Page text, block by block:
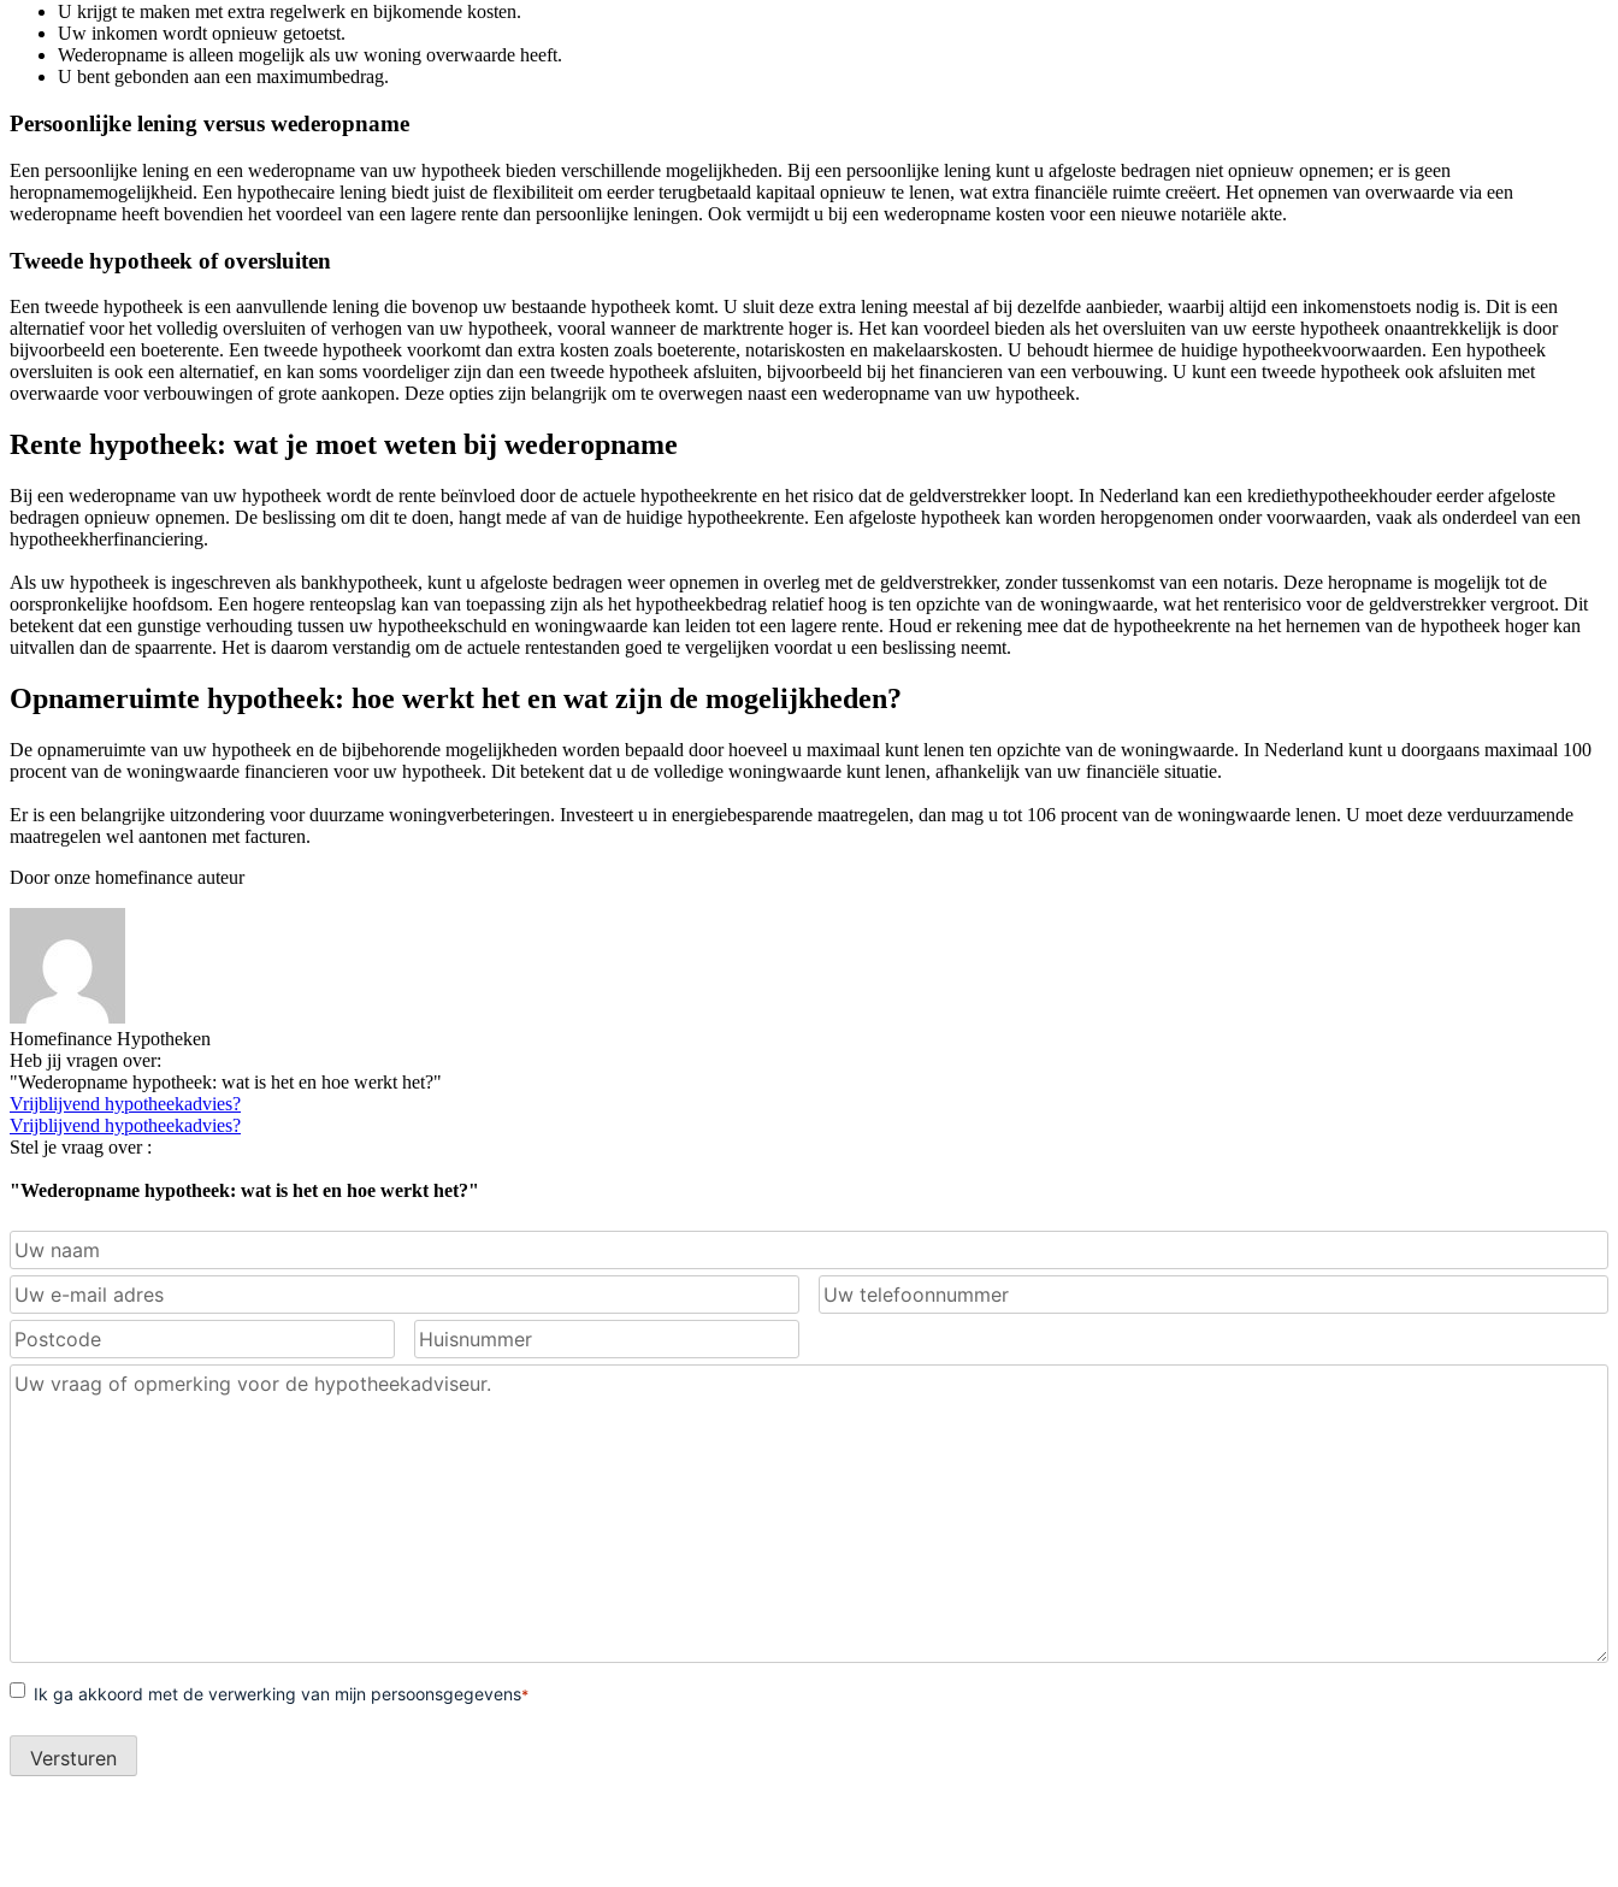
U krijgt te maken met extra regelwerk en bijkomende kosten.
Uw inkomen wordt opnieuw getoetst.
Wederopname is alleen mogelijk als uw woning overwaarde heeft.
U bent gebonden aan een maximumbedrag.
Persoonlijke lening versus wederopname
Een persoonlijke lening en een wederopname van uw hypotheek bieden verschillende mogelijkheden. Bij een persoonlijke lening kunt u afgeloste bedragen niet opnieuw opnemen; er is geen
heropnamemogelijkheid. Een hypothecaire lening biedt juist de flexibiliteit om eerder terugbetaald kapitaal opnieuw te lenen, wat extra financiële ruimte creëert. Het opnemen van overwaarde via een
wederopname heeft bovendien het voordeel van een lagere rente dan persoonlijke leningen. Ook vermijdt u bij een wederopname kosten voor een nieuwe notariële akte.
Tweede hypotheek of oversluiten
Een tweede hypotheek is een aanvullende lening die bovenop uw bestaande hypotheek komt. U sluit deze extra lening meestal af bij dezelfde aanbieder, waarbij altijd een inkomenstoets nodig is. Dit is een
alternatief voor het volledig oversluiten of verhogen van uw hypotheek, vooral wanneer de marktrente hoger is. Het kan voordeel bieden als het oversluiten van uw eerste hypotheek onaantrekkelijk is door
bijvoorbeeld een boeterente. Een tweede hypotheek voorkomt dan extra kosten zoals boeterente, notariskosten en makelaarskosten. U behoudt hiermee de huidige hypotheekvoorwaarden. Een hypotheek
oversluiten is ook een alternatief, en kan soms voordeliger zijn dan een tweede hypotheek afsluiten, bijvoorbeeld bij het financieren van een verbouwing. U kunt een tweede hypotheek ook afsluiten met
overwaarde voor verbouwingen of grote aankopen. Deze opties zijn belangrijk om te overwegen naast een wederopname van uw hypotheek.
Rente hypotheek: wat je moet weten bij wederopname
Bij een wederopname van uw hypotheek wordt de rente beïnvloed door de actuele hypotheekrente en het risico dat de geldverstrekker loopt. In Nederland kan een krediethypotheekhouder eerder afgeloste
bedragen opnieuw opnemen. De beslissing om dit te doen, hangt mede af van de huidige hypotheekrente. Een afgeloste hypotheek kan worden heropgenomen onder voorwaarden, vaak als onderdeel van een
hypotheekherfinanciering.
Als uw hypotheek is ingeschreven als bankhypotheek, kunt u afgeloste bedragen weer opnemen in overleg met de geldverstrekker, zonder tussenkomst van een notaris. Deze heropname is mogelijk tot de
oorspronkelijke hoofdsom. Een hogere renteopslag kan van toepassing zijn als het hypotheekbedrag relatief hoog is ten opzichte van de woningwaarde, wat het renterisico voor de geldverstrekker vergroot. Dit
betekent dat een gunstige verhouding tussen uw hypotheekschuld en woningwaarde kan leiden tot een lagere rente. Houd er rekening mee dat de hypotheekrente na het hernemen van de hypotheek hoger kan
uitvallen dan de spaarrente. Het is daarom verstandig om de actuele rentestanden goed te vergelijken voordat u een beslissing neemt.
Opnameruimte hypotheek: hoe werkt het en wat zijn de mogelijkheden?
De opnameruimte van uw hypotheek en de bijbehorende mogelijkheden worden bepaald door hoeveel u maximaal kunt lenen ten opzichte van de woningwaarde. In Nederland kunt u doorgaans maximaal 100
procent van de woningwaarde financieren voor uw hypotheek. Dit betekent dat u de volledige woningwaarde kunt lenen, afhankelijk van uw financiële situatie.
Er is een belangrijke uitzondering voor duurzame woningverbeteringen. Investeert u in energiebesparende maatregelen, dan mag u tot 106 procent van de woningwaarde lenen. U moet deze verduurzamende
maatregelen wel aantonen met facturen.
Door onze homefinance auteur
Homefinance Hypotheken
Heb jij vragen over:
"Wederopname hypotheek: wat is het en hoe werkt het?"
Vrijblijvend hypotheekadvies?
Vrijblijvend hypotheekadvies?
Stel je vraag over :
"Wederopname hypotheek: wat is het en hoe werkt het?"